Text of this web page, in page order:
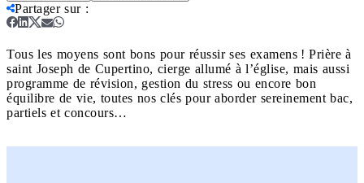
Partager sur:
Tous les moyens sont bons pour réussir ses examens ! Prière à
saint Joseph de Cupertino, cierge allumé à l’église, mais aussi
programme de révision, gestion du stress ou encore bon
équilibre de vie, toutes nos clés pour aborder sereinement bac,
partiels et concours…